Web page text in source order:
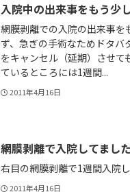
入院中の出来事をもう少
網膜剥離での入院の出来事を
ず、急ぎの手術なためドタバ
をキャンセル（延期）させて
ているところには1週間...
2011年4月16日
網膜剥離で入院してました
右目の網膜剥離で1週間入院
2011年4月16日